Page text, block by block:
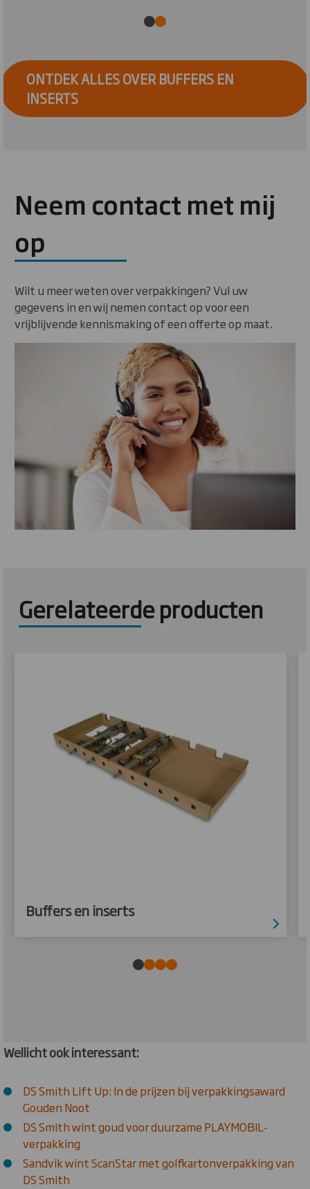
ONTDEK ALLES OVER BUFFERS EN
INSERTS
Neem contact met mij
op
Wilt u meer weten over verpakkingen? Vul uw
gegevens in en wij nemen contact op voor een
vrijblijvende kennismaking of een offerte op maat.
Gerelateerde producten
Buffers en inserts
Wellicht ook interessant:
DS Smith Lift Up: In de prijzen bij verpakkingsaward
Gouden Noot
DS Smith wint goud voor duurzame PLAYMOBIL-
verpakking
Sandvik wint ScanStar met golfkartonverpakking van
DS Smith